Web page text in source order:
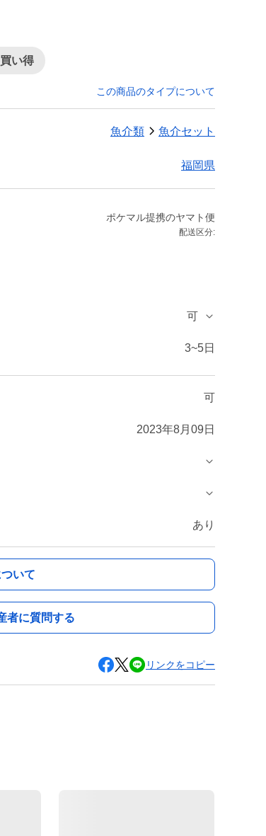
い得
この商品のタイプについて
魚介類 魚介セット
福岡県
ポケマル提携のヤマト便
配送区分:
可
3~5日
可
2023年8月09日
あり
いて
者に質問する
リンクをコピー